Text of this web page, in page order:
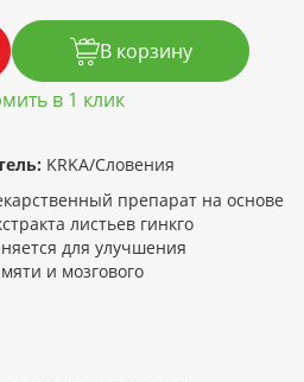
В корзину
в 1 клик
KRKA/Словения
препарат на основе
листьев гинкго
для улучшения
и мозгового